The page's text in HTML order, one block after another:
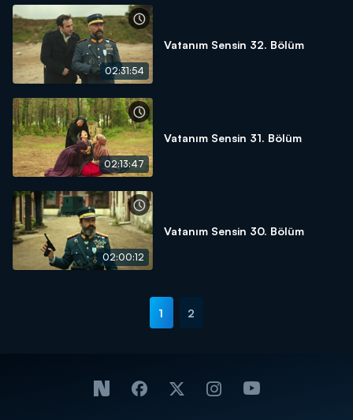
02:31:54
Vatanım Sensin 32. Bölüm
02:13:47
Vatanım Sensin 31. Bölüm
02:00:12
Vatanım Sensin 30. Bölüm
1 2